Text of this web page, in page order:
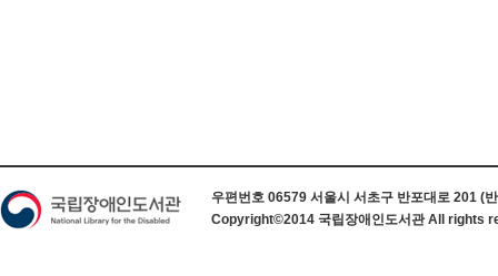
우편번호 06579 서울시 서초구 반포대로 201 (
Copyright©2014 국립장애인도서관 All rights